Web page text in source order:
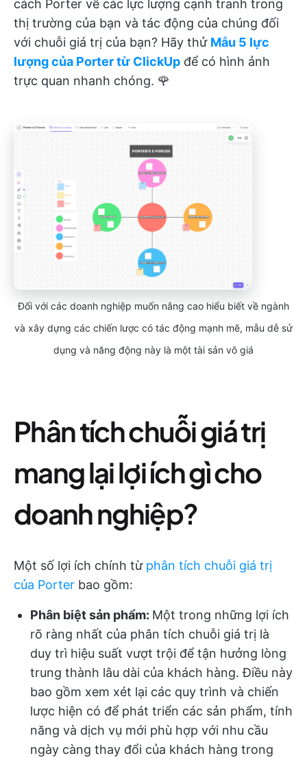
cách Porter về các lực lượng cạnh tranh trong
thị trường của bạn và tác động của chúng đối
với chuỗi giá trị của bạn? Hãy thử Mẫu 5 lực
lượng của Porter từ ClickUp để có hình ảnh
trực quan nhanh chóng. 🌹
Đối với các doanh nghiệp muốn nâng cao hiểu biết về ngành
và xây dựng các chiến lược có tác động mạnh mẽ, mẫu dễ sử
dụng và năng động này là một tài sản vô giá
Phân tích chuỗi giá trị
mang lại lợi ích gì cho
doanh nghiệp?
Một số lợi ích chính từ phân tích chuỗi giá trị
của Porter bao gồm:
Phân biệt sản phẩm: Một trong những lợi ích
rõ ràng nhất của phân tích chuỗi giá trị là
duy trì hiệu suất vượt trội để tận hưởng lòng
trung thành lâu dài của khách hàng. Điều này
bao gồm xem xét lại các quy trình và chiến
lược hiện có để phát triển các sản phẩm, tính
năng và dịch vụ mới phù hợp với nhu cầu
ngày càng thay đổi của khách hàng trong